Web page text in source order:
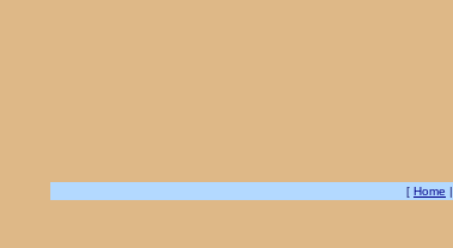
[ Home |